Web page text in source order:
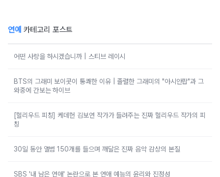
연예 카테고리 포스트
어떤 사랑을 하시겠습니까 | 스티브 레이시
BTS의 그래미 보이콧이 통쾌한 이유 | 졸렬한 그래미의 "아시안팝"과 그
와중에 간보는 하이브
[헐리우드 피칭] 케데헌 김보연 작가가 들려주는 진짜 헐리우드 작가의 피
칭
30일 동안 앨범 150개를 들으며 깨달은 진짜 음악 감상의 본질
SBS '내 남은 연애' 논란으로 본 연애 예능의 윤리와 진정성